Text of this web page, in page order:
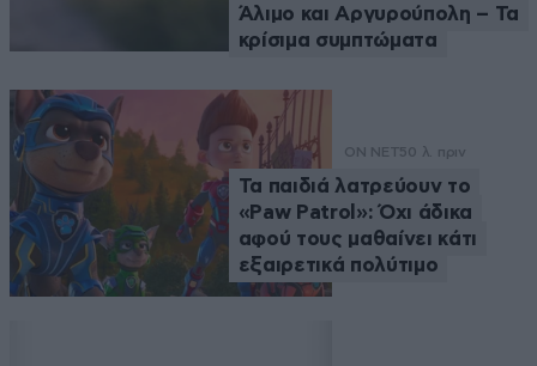
Άλιμο και Αργυρούπολη – Τα
κρίσιμα συμπτώματα
ON NET50 λ. πριν
Τα παιδιά λατρεύουν το
«Paw Patrol»: Όχι άδικα
αφού τους μαθαίνει κάτι
εξαιρετικά πολύτιμο